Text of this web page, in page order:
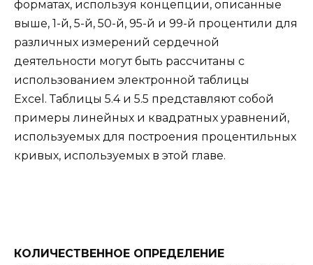
форматах, используя концепции, описанные
выше, 1-й, 5-й, 50-й, 95-й и 99-й процентили для
различных измерений сердечной
деятельности могут быть рассчитаны с
использованием электронной таблицы
Excel. Таблицы 5.4 и 5.5 представляют собой
примеры линейных и квадратных уравнений,
используемых для построения процентильных
кривых, используемых в этой главе.
КОЛИЧЕСТВЕННОЕ ОПРЕДЕЛЕНИЕ